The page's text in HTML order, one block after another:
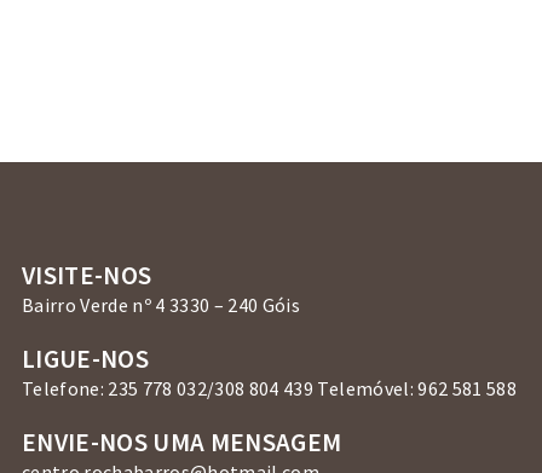
VISITE-NOS
Bairro Verde nº 4 3330 – 240 Góis
LIGUE-NOS
Telefone: 235 778 032/308 804 439 Telemóvel: 962 581 588
ENVIE-NOS UMA MENSAGEM